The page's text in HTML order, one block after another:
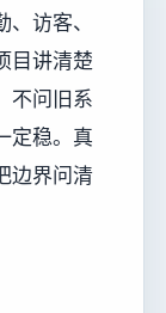
访客、
目讲清楚
不问旧系
定稳。真
边界问清